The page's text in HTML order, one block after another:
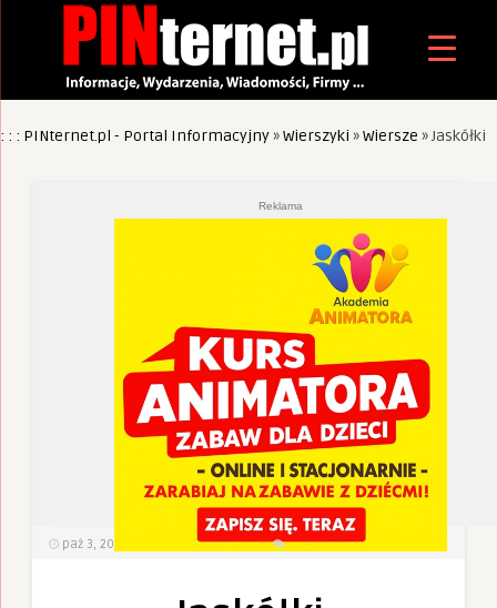
: : : PINternet.pl - Portal Informacyjny»Wierszyki »Wiersze »Jaskółki
Reklama
paź 3, 2022 Wyświetlenia 0 Komentarzy